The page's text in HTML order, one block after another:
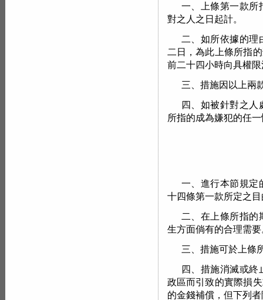
一、上條第一款所
對之人之日起計。
二、如所依據的
二日，為此上條所指
前二十四小時向具權
三、措施因以上兩
四、如被針對之
所指的成為嫌犯的任
一、進行本節規定
十四條第一款所定之目
二、在上條所指
生方面倘有的合理需要
三、措施可於上條
四、措施消滅或
政區而引致的實際損
的金錢補償，但下列